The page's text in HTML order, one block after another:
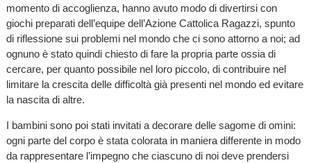
momento di accoglienza, hanno avuto modo di divertirsi con
giochi preparati dell’equipe dell’Azione Cattolica Ragazzi, spunto
di riflessione sui problemi nel mondo che ci sono attorno a noi; ad
ognuno è stato quindi chiesto di fare la propria parte ossia di
cercare, per quanto possibile nel loro piccolo, di contribuire nel
limitare la crescita delle difficoltà già presenti nel mondo ed evitare
la nascita di altre.
I bambini sono poi stati invitati a decorare delle sagome di omini:
ogni parte del corpo è stata colorata in maniera differente in modo
da rappresentare l’impegno che ciascuno di noi deve prendersi